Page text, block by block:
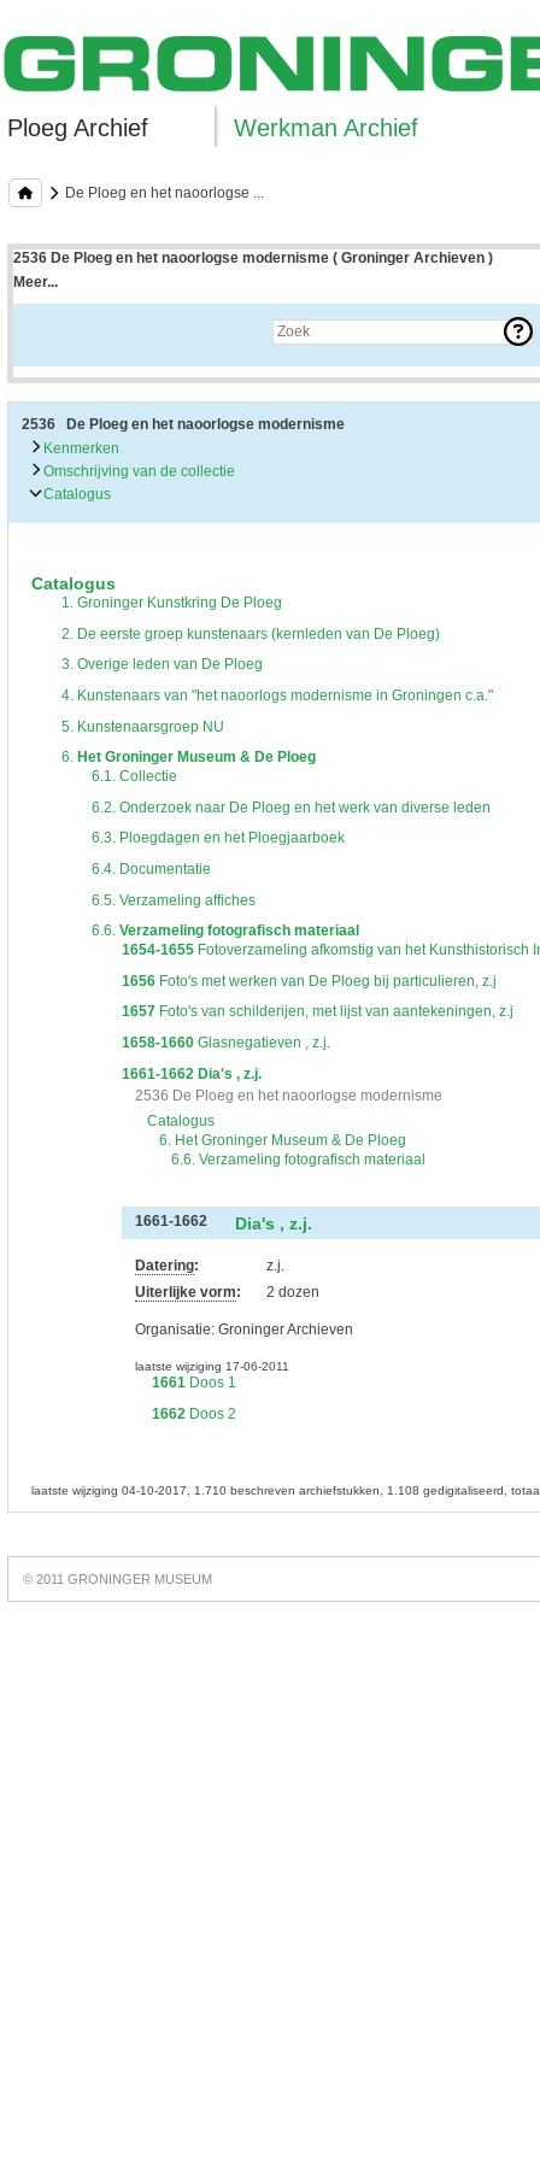
Ploeg Archief Werkman Archief
De Ploeg en het naoorlogse ...
2536 De Ploeg en het naoorlogse modernisme ( Groninger Archieven )
Meer...
Uitleg bij archieftoegang
Een archieftoegang geeft uitgebreide informatie over een bepaald archief.
• Kenmerken van het archief
• Inleiding op het archief
• Inventaris of plaatsingslijst
• Eventueel bijlagen
De kenmerken van het archief zijn o.m. de omvang, vindplaats,
De inleiding op het archief bevat interessante informatie over de
bevatten.
Bij het zoeken in de inventaris wordt de hiërarchie gevolgd. De rubrieken in
2536 De Ploeg en het naoorlogse modernisme
Kenmerken
Omschrijving van de collectie
Catalogus
Catalogus
1.Groninger Kunstkring De Ploeg
2.De eerste groep kunstenaars (kernleden van De Ploeg)
3.Overige leden van De Ploeg
4.Kunstenaars van "het naoorlogs modernisme in Groningen c.a."
5. Kunstenaarsgroep NU
6. Het Groninger Museum & De Ploeg
6.1.Collectie
6.2.Onderzoek naar De Ploeg en het werk van diverse leden
6.3.Ploegdagen en het Ploegjaarboek
6.4.Documentatie
6.5. Verzameling affiches
6.6. Verzameling fotografisch materiaal
1654-1655Fotoverzameling afkomstig van het Kunsthistorisch
1656Foto's met werken van De Ploeg bij particulieren, z.j
1657Foto's van schilderijen, met lijst van aantekeningen, z.j
1658-1660Glasnegatieven , z.j.
1661-1662 Dia's , z.j.
2536 De Ploeg en het naoorlogse modernisme
Catalogus
6. Het Groninger Museum & De Ploeg
6.6. Verzameling fotografisch materiaal
1661-1662 Dia's , z.j.
Datering:
z.j.
Uiterlijke vorm: 2 dozen
Organisatie: Groninger Archieven
laatste wijziging 17-06-2011
1661Doos 1
1662 Doos 2
laatste wijziging 04-10-2017 1.710 beschreven archiefstukken 1.108 gedigitaliseerd
online
slots
© 2011 GRONINGER MUSEUM